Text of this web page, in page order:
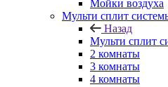
Мойки воздуха
Мульти сплит
Назад
Мульти сплит
2 комнаты
3 комнаты
4 комнаты